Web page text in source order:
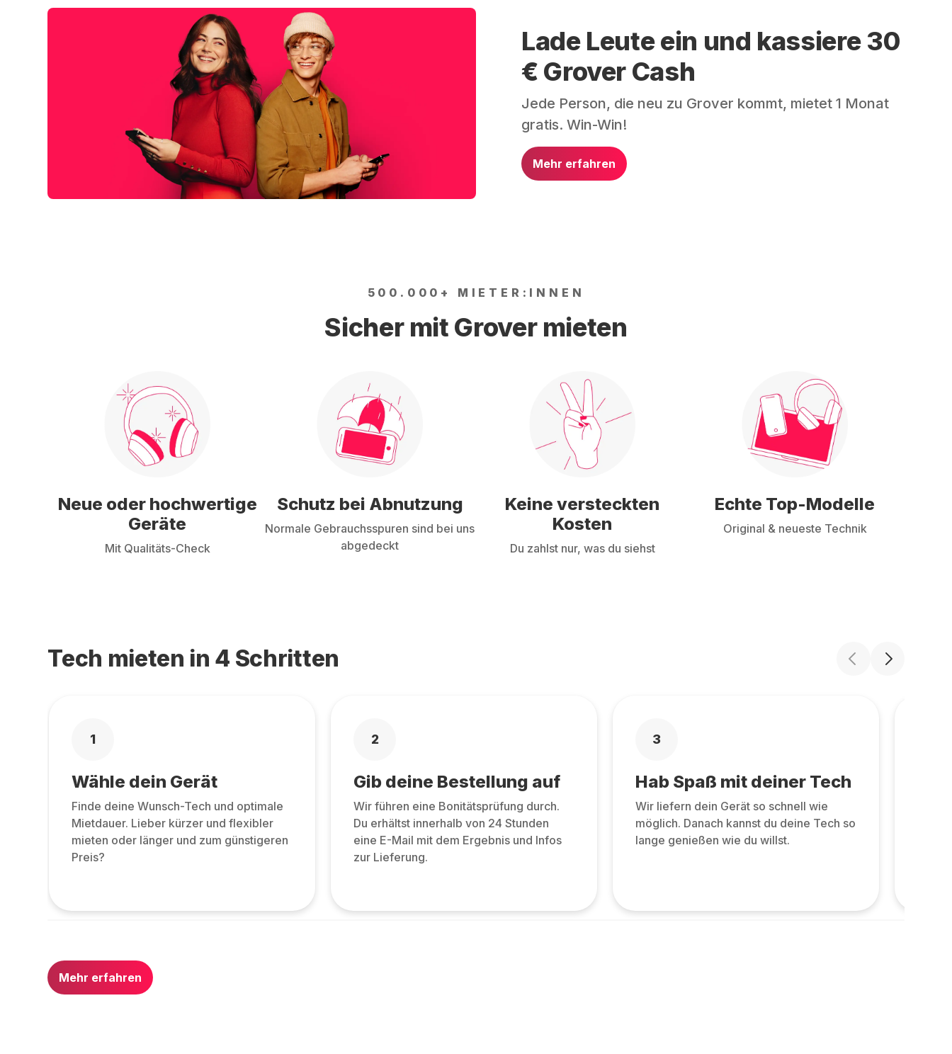
Lade Leute ein und kassiere 30
€ Grover Cash
Jede Person, die neu zu Grover kommt, mietet 1 Monat
gratis. Win-Win!
Mehr erfahren
500.000+ MIETER:INNEN
Sicher mit Grover mieten
Neue oder hochwertige
Geräte
Mit Qualitäts-Check
Schutz bei Abnutzung
Normale Gebrauchsspuren sind bei uns
abgedeckt
Keine versteckten
Kosten
Du zahlst nur, was du siehst
Echte Top-Modelle
Original & neueste Technik
Tech mieten in 4 Schritten
1
Wähle dein Gerät
Finde deine Wunsch-Tech und optimale
Mietdauer. Lieber kürzer und flexibler
mieten oder länger und zum günstigeren
Preis?
2
Gib deine Bestellung auf
Wir führen eine Bonitätsprüfung durch.
Du erhältst innerhalb von 24 Stunden
eine E-Mail mit dem Ergebnis und Infos
zur Lieferung.
3
Hab Spaß mit deiner Tech
Wir liefern dein Gerät so schnell wie
möglich. Danach kannst du deine Tech so
lange genießen wie du willst.
Mehr erfahren